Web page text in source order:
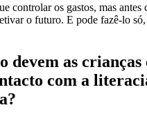
controlar os gastos, mas antes
o futuro. E pode fazê-lo só,
devem as crianças
com a